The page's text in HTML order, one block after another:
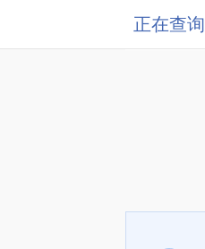
正在查